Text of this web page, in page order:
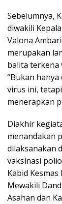
Sebelumnya,
diwakili
Valona
merupakan
balita terkena
“Bukan
virus ini,
menerapkan
Diakhir
menandakan
dilaksanakan
vaksinasi
Kabid
Mewakili
Asahan dan